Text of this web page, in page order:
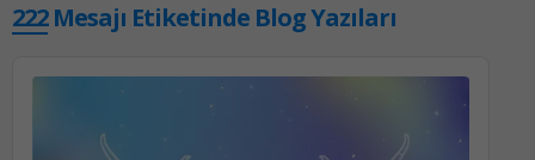
222 Mesajı Etiketinde Blog Yazıları